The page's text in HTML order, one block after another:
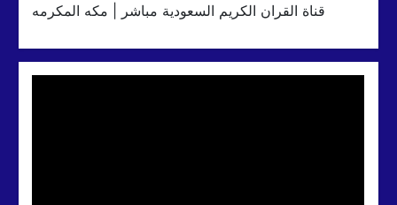
قناة القران الكريم السعودية مباشر | مكه المكرمه